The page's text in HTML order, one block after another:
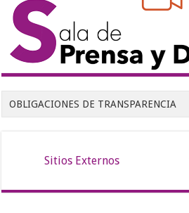
OBLIGACIONES DE TRANSPARENCIA
Sitios Externos